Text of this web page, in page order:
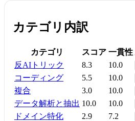
カテゴリ内訳
カテゴリ スコア 一貫性
反AIトリック
8.3 10.0
コーディング 5.5 10.0
複合 3.0 10.0
データ解析と抽出 10.0 10.0
ドメイン特化 2.9 7.2